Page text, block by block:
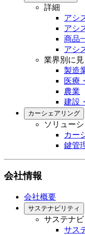
詳細
アシ
アシ
商品
アシ
業界別に見
製造
医療
農業
建設
カーシェアリング
ソリュー
カー
鍵管
会社情報
会社概要
サステナビリティ
サステナビ
サス